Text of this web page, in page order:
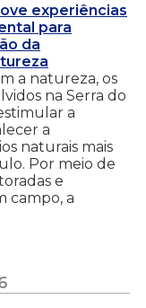
experiências
para
da
a natureza, os
na Serra do
a
a
naturais mais
Por meio de
e
campo, a